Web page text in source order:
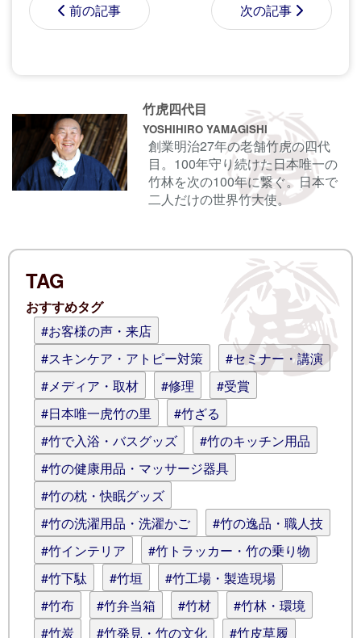
前の記事 次の記事
コメントする前にサインイン
ます。
名前
コメント (スタイル用のHTMLタグを使
えます)
竹虎四代目
YOSHIHIRO YAMAGISHI
創業明治27年の老舗竹虎の四代
目。100年守り続けた日本唯一の
竹林を次の100年に繋ぐ。日本で
二人だけの世界竹大使。
TAG
おすすめタグ
#お客様の声・来店
#スキンケア・アトピー対策
#セミナー・講演
#メディア・取材
#修理
#受賞
#日本唯一虎竹の里
#竹ざる
#竹で入浴・バスグッズ
#竹のキッチン用品
#竹の健康用品・マッサージ器具
#竹の枕・快眠グッズ
#竹の洗濯用品・洗濯かご
#竹の逸品・職人技
#竹インテリア
#竹トラッカー・竹の乗り物
#竹下駄
#竹垣
#竹工場・製造現場
#竹布
#竹弁当箱 #竹材
#竹林・環境
#竹炭
#竹発見・竹の文化
#竹皮草履